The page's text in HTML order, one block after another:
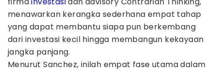
menawarkan kerangka sederhana empat tahap
yang dapat membantu siapa pun berkembang
dari investasi kecil hingga membangun kekayaan
jangka panjang.
Menurut Sanchez, inilah empat fase utama dalam